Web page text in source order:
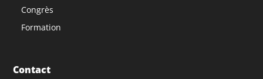
Congrès
Formation
Contact